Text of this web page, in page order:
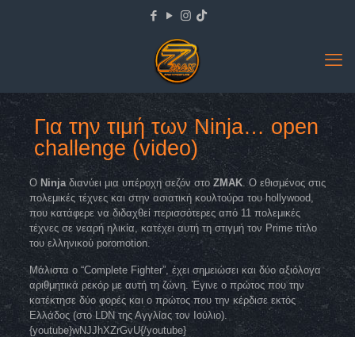
Για την τιμή των Ninja… open
challenge (video)
O Ninjaδιανύει μια υπέροχη σεζόν στο ZMAK. Ο εθισμένος στις
πολεμικές τέχνες και στην ασιατική κουλτούρα του hollywood,
που κατάφερε να διδαχθεί περισσότερες από 11 πολεμικές
τέχνες σε νεαρή ηλικία, κατέχει αυτή τη στιγμή τον Prime τίτλο
του ελληνικού poromotion.
Μάλιστα ο “Complete Fighter”, έχει σημειώσει και δύο αξιόλογα
αριθμητικά ρεκόρ με αυτή τη ζώνη. Έγινε ο πρώτος που την
κατέκτησε δύο φορές και ο πρώτος που την κέρδισε εκτός
Ελλάδος (στο LDN της Αγγλίας τον Ιούλιο).
{youtube}wNJJhXZrGvU{/youtube}